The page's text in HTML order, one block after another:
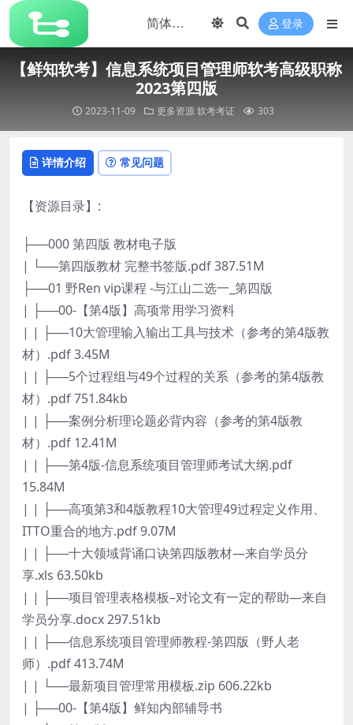
登录
【鲜知软考】信息系统项目管理师软考高级职称
2023第四版
2023-11-09 更多资源软考考证 303
详情介绍 常见问题
【资源目录】:
├──000 第四版 教材电子版
| └──第四版教材 完整书签版.pdf 387.51M
├──01 野Ren vip课程 -与江山二选一_第四版
| ├──00-【第4版】高项常用学习资料
| | ├──10大管理输入输出工具与技术（参考的第4版教
材）.pdf 3.45M
| | ├──5个过程组与49个过程的关系（参考的第4版教
材）.pdf 751.84kb
| | ├──案例分析理论题必背内容（参考的第4版教
材）.pdf 12.41M
| | ├──第4版-信息系统项目管理师考试大纲.pdf
15.84M
| | ├──高项第3和4版教程10大管理49过程定义作用、
ITTO重合的地方.pdf 9.07M
| | ├──十大领域背诵口诀第四版教材—来自学员分
享.xls 63.50kb
| | ├──项目管理表格模板–对论文有一定的帮助—来自
学员分享.docx 297.51kb
| | ├──信息系统项目管理师教程-第四版（野人老
师）.pdf 413.74M
| | └──最新项目管理常用模板.zip 606.22kb
| ├──00-【第4版】鲜知内部辅导书